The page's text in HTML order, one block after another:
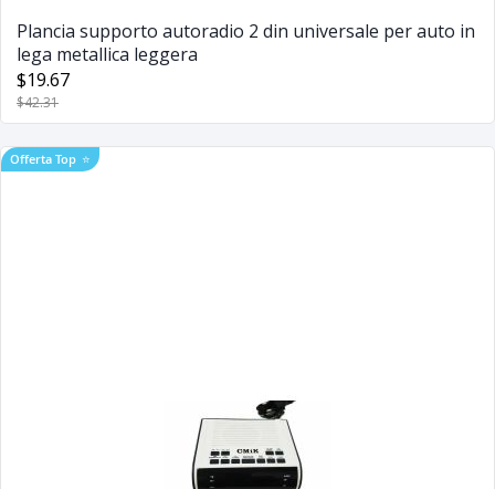
Plancia supporto autoradio 2 din universale per auto in
lega metallica leggera
$19.67
$42.31
Offerta Top ⭐